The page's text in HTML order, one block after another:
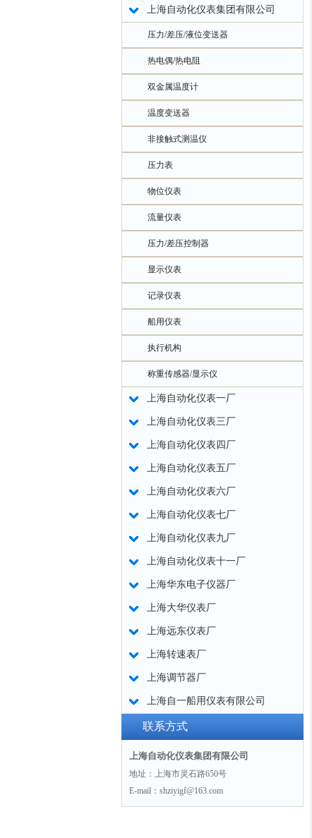
上海自动化仪表集团有限公司
压力/差压/液位变送器
热电偶/热电阻
双金属温度计
温度变送器
非接触式测温仪
压力表
物位仪表
流量仪表
压力/差压控制器
显示仪表
记录仪表
船用仪表
执行机构
称重传感器/显示仪
上海自动化仪表一厂
上海自动化仪表三厂
上海自动化仪表四厂
上海自动化仪表五厂
上海自动化仪表六厂
上海自动化仪表七厂
上海自动化仪表九厂
上海自动化仪表十一厂
上海华东电子仪器厂
上海大华仪表厂
上海远东仪表厂
上海转速表厂
上海调节器厂
上海自一船用仪表有限公司
联系方式
上海自动化仪表集团有限公司
地址：上海市灵石路650号
E-mail：shziyigf@163.com